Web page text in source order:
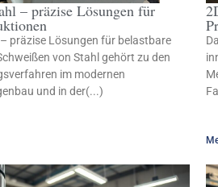
– präzise Lösungen für
präzise Lösungen für belastbare
von Stahl gehört zu den
im modernen
und in der(...)